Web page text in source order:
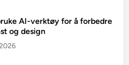
AI-verktøy for å forbedre
og design